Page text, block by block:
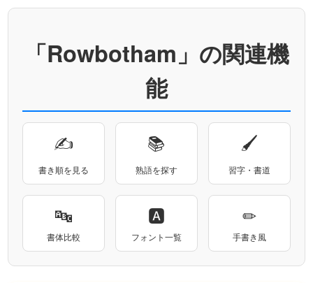
「Rowbotham」の関連機
能
✍
書き順を見る
📚
熟語を探す
🖌
習字・書道
🔤
書体比較
🅰
フォント一覧
✏
手書き風